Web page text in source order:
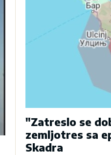
"Zatreslo se
zemljotres sa
Skadra